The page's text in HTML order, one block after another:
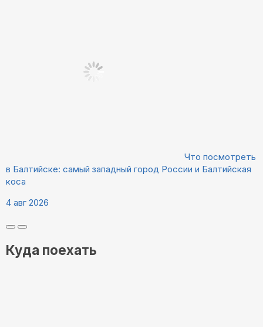
Что посмотреть
в Балтийске: самый западный город России и Балтийская
коса
4 авг 2026
Куда поехать